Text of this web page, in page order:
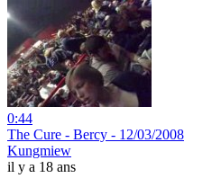
0:44
The Cure - Bercy - 12/03/2008
Kungmiew
il y a 18 ans